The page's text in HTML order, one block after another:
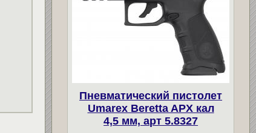
Пневматический пистолет
Umarex Beretta APX кал
4,5 мм, арт 5.8327